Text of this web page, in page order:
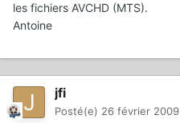
les fichiers AVCHD (MTS).
Antoine
jfi
Posté(e) 26 février 2009